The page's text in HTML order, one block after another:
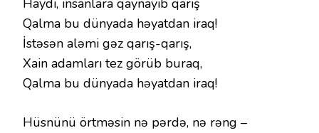
Haydı, insanlara qaynayıb qarış
Qalma bu dünyada həyatdan iraq!
İstəsən aləmi gəz qarış-qarış,
Xain adamları tez görüb buraq,
Qalma bu dünyada həyatdan iraq!
Hüsnünü örtməsin nə pərdə, nə rəng –